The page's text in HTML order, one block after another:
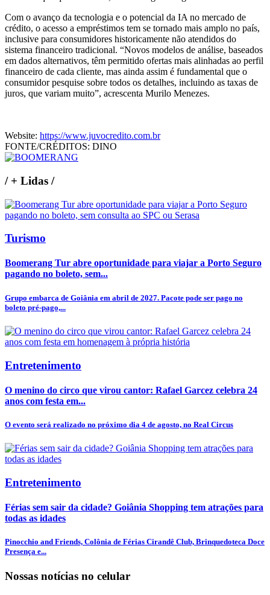
Com o avanço da tecnologia e o potencial da IA no mercado de
crédito, o acesso a empréstimos tem se tornado mais amplo no país,
inclusive para consumidores historicamente não atendidos do
sistema financeiro tradicional. “Novos modelos de análise, baseados
em dados alternativos, têm permitido ofertas mais alinhadas ao perfil
financeiro de cada cliente, mas ainda assim é fundamental que o
consumidor pesquise sobre todos os detalhes, incluindo as taxas de
juros, que variam muito”, acrescenta Murilo Menezes.
Website: https://www.juvocredito.com.br
FONTE/CRÉDITOS: DINO
/+ Lidas /
Turismo
Boomerang Tur abre oportunidade para viajar a Porto Seguro
pagando no boleto, sem...
Grupo embarca de Goiânia em abril de 2027. Pacote pode ser pago no
boleto pré-pago,...
Entretenimento
O menino do circo que virou cantor: Rafael Garcez celebra 24
anos com festa em...
O evento será realizado no próximo dia 4 de agosto, no Real Circus
Entretenimento
Férias sem sair da cidade? Goiânia Shopping tem atrações para
todas as idades
Pinocchio and Friends, Colônia de Férias Cirandê Club, Brinquedoteca Doce
Presença e...
Nossas notícias no celular